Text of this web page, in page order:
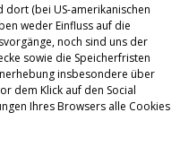
(bei US-amerikanischen
weder Einfluss auf die
noch sind uns der
sowie die Speicherfristen
insbesondere über
dem Klick auf den Social
Ihres Browsers alle Cookies